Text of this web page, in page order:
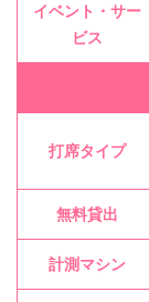
イベント・サー
ビス
打席タイプ
無料貸出
計測マシン